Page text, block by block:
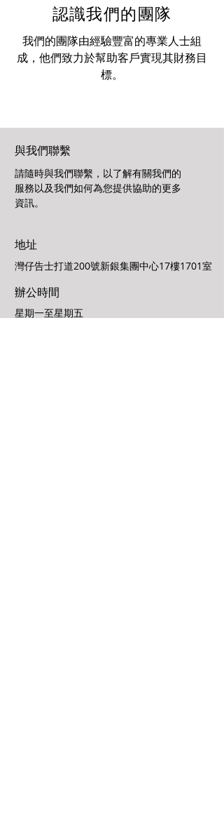
認識我們的團隊
我們的團隊由經驗豐富的專業人士組
成，他們致力於幫助客戶實現其財務目
標。
與我們聯繫
請隨時與我們聯繫，以了解有關我們的
服務以及我們如何為您提供協助的更多
資訊。
地址
灣仔告士打道200號新銀集團中心17樓1701室
辦公時間
星期一至星期五